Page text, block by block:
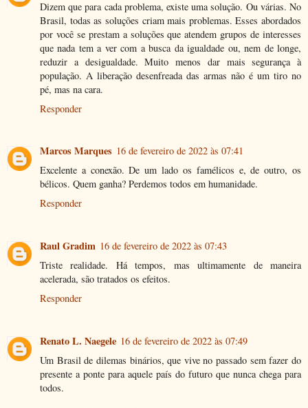
Dizem que para cada problema, existe uma solução. Ou várias. No
Brasil, todas as soluções criam mais problemas. Esses abordados
por você se prestam a soluções que atendem grupos de interesses
que nada tem a ver com a busca da igualdade ou, nem de longe,
reduzir a desigualdade. Muito menos dar mais segurança à
população. A liberação desenfreada das armas não é um tiro no
pé, mas na cara.
Responder
Marcos Marques 16 de fevereiro de 2022 às 07:41
Excelente a conexão. De um lado os famélicos e, de outro, os
bélicos. Quem ganha? Perdemos todos em humanidade.
Responder
Raul Gradim 16 de fevereiro de 2022 às 07:43
Triste realidade. Há tempos, mas ultimamente de maneira
acelerada, são tratados os efeitos.
Responder
Renato L. Naegele 16 de fevereiro de 2022 às 07:49
Um Brasil de dilemas binários, que vive no passado sem fazer do
presente a ponte para aquele país do futuro que nunca chega para
todos.